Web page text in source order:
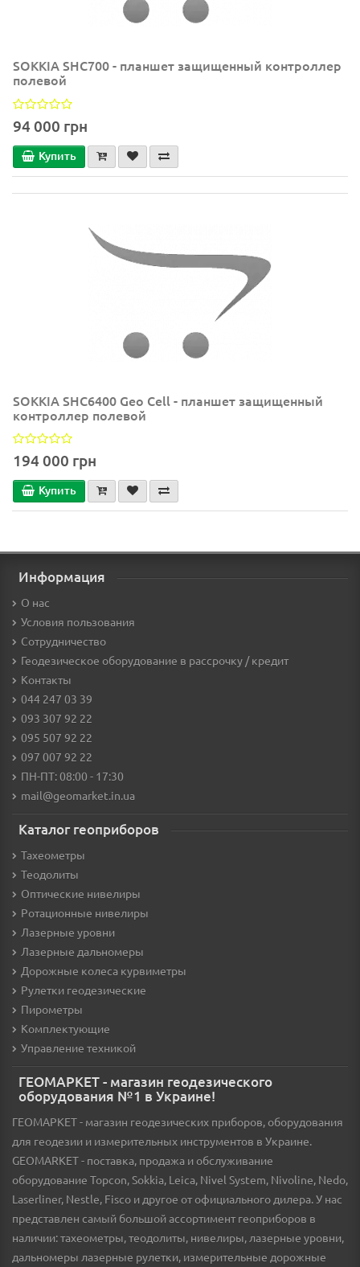
SOKKIA SHC700 - планшет защищенный контроллер
полевой
94 000 грн
Купить
SOKKIA SHC6400 Geo Cell - планшет защищенный
контроллер полевой
194 000 грн
Купить
Информация
О нас
Условия пользования
Сотрудничество
Геодезическое оборудование в рассрочку / кредит
Контакты
044 247 03 39
093 307 92 22
095 507 92 22
097 007 92 22
ПН-ПТ: 08:00 - 17:30
mail@geomarket.in.ua
Каталог геоприборов
Тахеометры
Теодолиты
Оптические нивелиры
Ротационные нивелиры
Лазерные уровни
Лазерные дальномеры
Дорожные колеса курвиметры
Рулетки геодезические
Пирометры
Комплектующие
Управление техникой
ГЕОМАРКЕТ - магазин геодезического
оборудования №1 в Украине!
ГЕОМАРКЕТ - магазин геодезических приборов, оборудования
для геодезии и измерительных инструментов в Украине.
GEOMARKET - поставка, продажа и обслуживание
оборудование Topcon, Sokkia, Leica, Nivel System, Nivoline, Nedo,
Laserliner, Nestle, Fisco и другое от официального дилера. У нас
представлен самый большой ассортимент геоприборов в
наличии: тахеометры, теодолиты, нивелиры, лазерные уровни,
дальномеры лазерные рулетки, измерительные дорожные